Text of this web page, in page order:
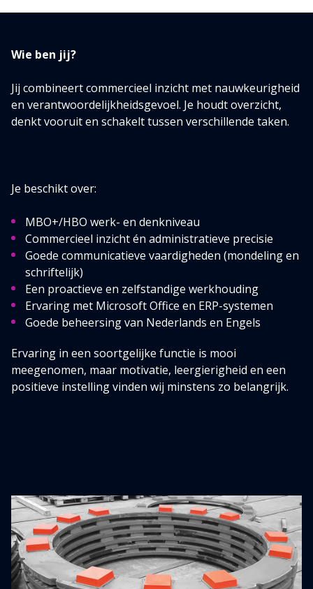
Wie ben jij?
Jij combineert commercieel inzicht met nauwkeurigheid
en verantwoordelijkheidsgevoel. Je houdt overzicht,
denkt vooruit en schakelt tussen verschillende taken.
Je beschikt over:
MBO+/HBO werk- en denkniveau
Commercieel inzicht én administratieve precisie
Goede communicatieve vaardigheden (mondeling en
schriftelijk)
Een proactieve en zelfstandige werkhouding
Ervaring met Microsoft Office en ERP-systemen
Goede beheersing van Nederlands en Engels
Ervaring in een soortgelijke functie is mooi
meegenomen, maar motivatie, leergierigheid en een
positieve instelling vinden wij minstens zo belangrijk.